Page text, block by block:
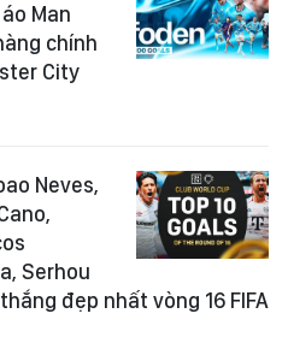
Man
chính
City
Neves,
Serhou
đẹp nhất vòng 16 FIFA